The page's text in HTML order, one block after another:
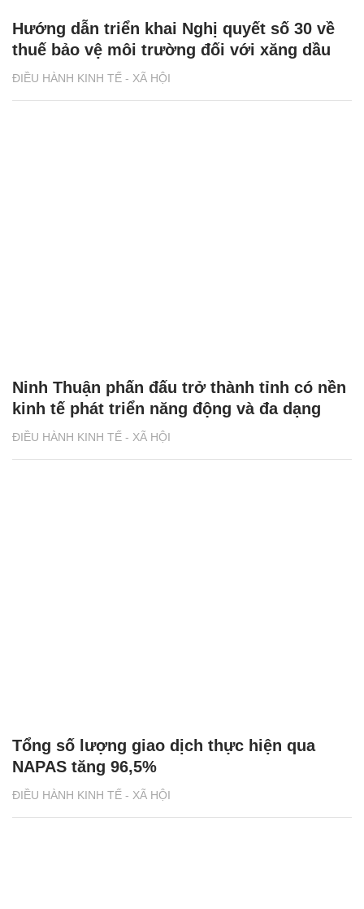
ĐIỀU HÀNH KINH TẾ - XÃ HỘI
Hướng dẫn triển khai Nghị quyết số 30 về
thuế bảo vệ môi trường đối với xăng dầu
ĐIỀU HÀNH KINH TẾ - XÃ HỘI
Ninh Thuận phấn đấu trở thành tỉnh có nền
kinh tế phát triển năng động và đa dạng
ĐIỀU HÀNH KINH TẾ - XÃ HỘI
Tổng số lượng giao dịch thực hiện qua
NAPAS tăng 96,5%